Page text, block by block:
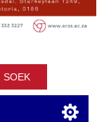
SOEK